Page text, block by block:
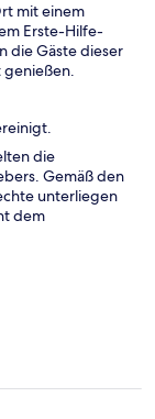
mit einem
Erste-Hilfe-
die Gäste dieser
die
Gemäß den
unterliegen
dem